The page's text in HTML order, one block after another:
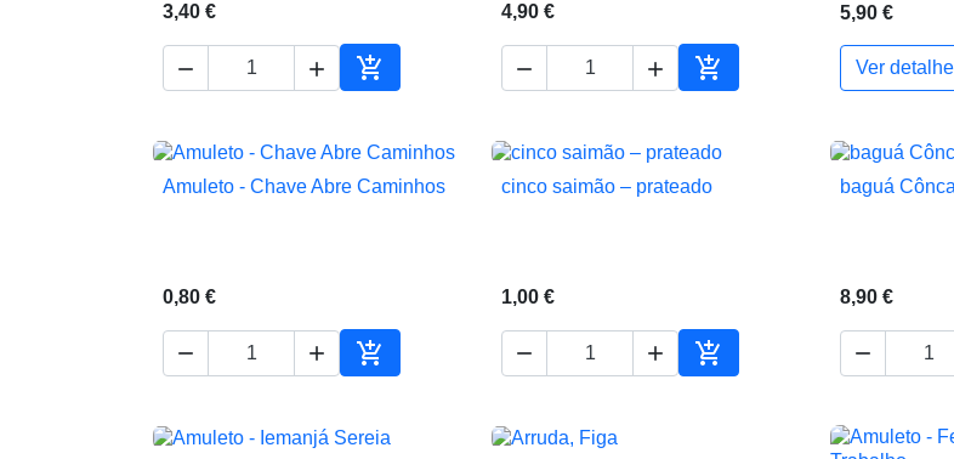
3,40 €
  
Adicionar ao carrinho
4,90 €
  
Adicionar ao carrinho
5,90 €
Ver
 Vista rápida
Amuleto - Chave Abre Caminhos
0,80 €
  
Adicionar ao carrinho
 Vista rápida
cinco saimão – prateado
1,00 €
  
Adicionar ao carrinho

baguá
8,90 €
